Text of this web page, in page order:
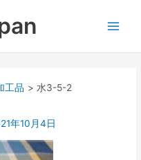
工品 水3-5-2
年10月4日